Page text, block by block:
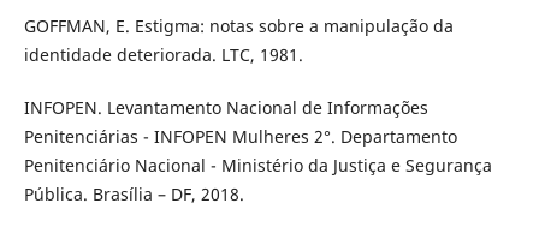
GOFFMAN, E. Estigma: notas sobre a manipulação da
identidade deteriorada. LTC, 1981.
INFOPEN. Levantamento Nacional de Informações
Penitenciárias - INFOPEN Mulheres 2°. Departamento
Penitenciário Nacional - Ministério da Justiça e Segurança
Pública. Brasília – DF, 2018.